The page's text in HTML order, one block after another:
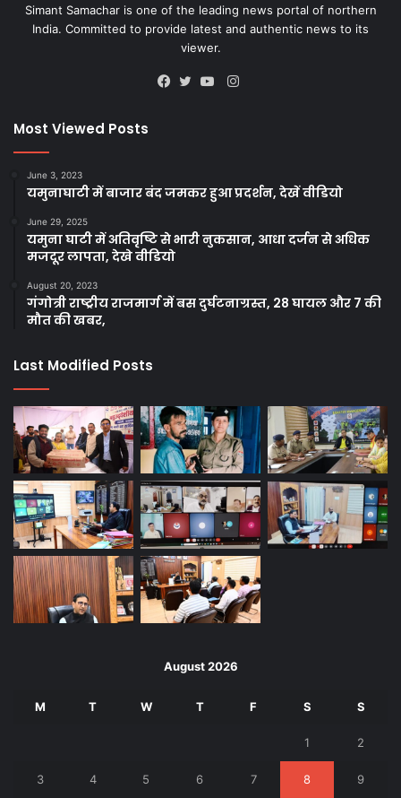
Simant Samachar is one of the leading news portal of northern
India. Committed to provide latest and authentic news to its
viewer.
Instagram
Most Viewed Posts
June 3, 2023
यमुनाघाटी में बाजार बंद जमकर हुआ प्रदर्शन, देखें वीडियो
June 29, 2025
यमुना घाटी में अतिवृष्टि से भारी नुकसान, आधा दर्जन से अधिक
मजदूर लापता, देखे वीडियो
August 20, 2023
गंगोत्री राष्ट्रीय राजमार्ग में बस दुर्घटनाग्रस्त, 28 घायल और 7 की
मौत की खबर,
Last Modified Posts
August 2026
M T W T F S S
1 2
3 4 5 6 7 8 9